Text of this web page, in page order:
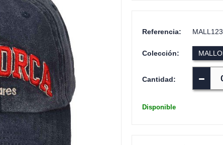
Referencia:
Colección:
Cantidad:
Disponible